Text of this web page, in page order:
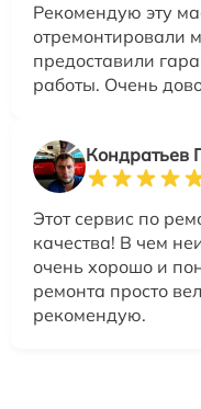
Рекомендую эту
отремонтировали
предоставили
работы. Очень
Кондратьев
Этот сервис по
качества! В чем
очень хорошо и
ремонта просто
рекомендую.